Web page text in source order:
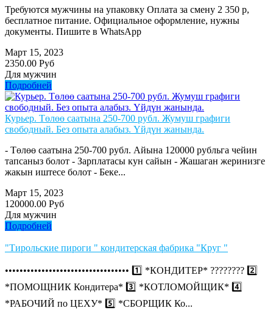
Требуются мужчины на упаковку Оплата за смену 2 350 р,
бесплатное питание. Официальное оформление, нужны
документы. Пишите в WhatsApp
Март 15, 2023
2350.00 Руб
Для мужчин
Подробней
Курьер. Төлөө саатына 250-700 рубл. Жумуш графиги
свободный. Без опыта алабыз. Үйдүн жанында.
- Төлөө саатына 250-700 рубл. Айына 120000 рубльга чейин
тапсаныз болот - Зарплатасы кун сайын - Жашаган жеринизге
жакын иштесе болот - Беке...
Март 15, 2023
120000.00 Руб
Для мужчин
Подробней
"Тирольские пироги " кондитерская фабрика "Круг "
•••••••••••••••••••••••••••••••••• 1️⃣ *КОНДИТЕР* ????‍???? 2️⃣
*ПОМОЩНИК Кондитера* 3️⃣ *КОТЛОМОЙЩИК* 4️⃣
*РАБОЧИЙ по ЦЕХУ* 5️⃣ *СБОРЩИК Ко...